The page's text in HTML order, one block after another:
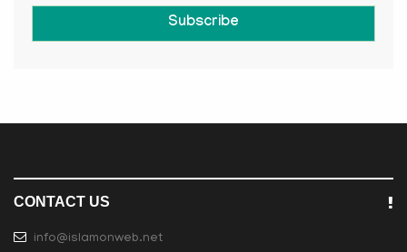
Subscribe
CONTACT US
info@islamonweb.net